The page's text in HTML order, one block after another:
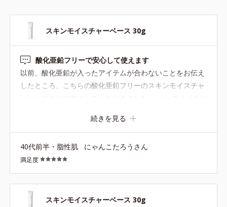
スキンモイスチャーベース 30g
酸化亜鉛フリーで安心して使えます
以前、酸化亜鉛が入ったアイテムが合わないことをお伝え
したところ、こちらの酸化亜鉛フリーのスキンモイスチャ
と組み合わせて使っています。ピンクベージュの色つきで
ます。下地は顔全体にまんべんなく広げ、ファンデーショ
ンは頬の高い位置を中心に、そのほかの小鼻やおでこなど
部分は薄めに仕上げています。この組み合わせだと厚塗り
感が出にくく、自然に仕上げやすいと感じています。 スキ
ンモイスチャーベースはしっとりした使用感で、どちらか
続きを見る
40代前半・脂性肌 にゃんこたろうさん
満足度
スキンモイスチャーベース 30g